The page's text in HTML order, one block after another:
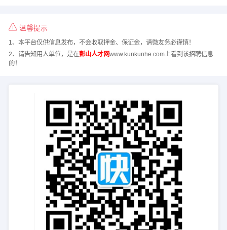
温馨提示
1、本平台仅供信息发布，不会收取押金、保证金，请微友务必谨慎！
2、请告知用人单位，是在彭山人才网www.kunkunhe.com上看到该招聘信息
的！